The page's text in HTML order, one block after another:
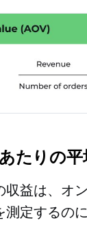
たりの平
収益は、オ
測定するの